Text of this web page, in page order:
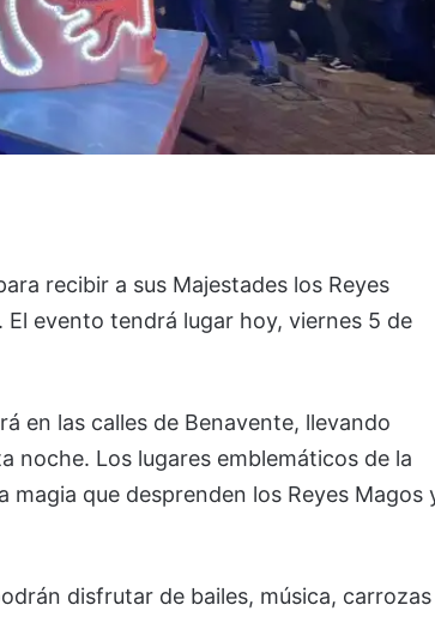
recibir a sus Majestades los Reyes
El evento tendrá lugar hoy, viernes 5 de
en las calles de Benavente, llevando
noche. Los lugares emblemáticos de la
magia que desprenden los Reyes Magos
disfrutar de bailes, música, carrozas